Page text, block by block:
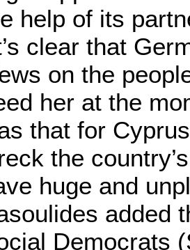
help of its
clear that
on the
her at the
that for
the
huge and
added
Democrats